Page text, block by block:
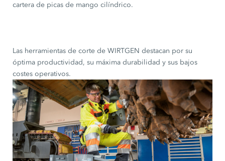
cartera de picas de mango cilíndrico.
Las herramientas de corte de WIRTGEN destacan por su
óptima productividad, su máxima durabilidad y sus bajos
costes operativos.